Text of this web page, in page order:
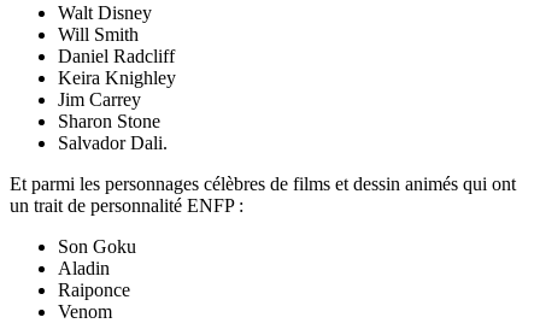
Walt Disney
Will Smith
Daniel Radcliff
Keira Knighley
Jim Carrey
Sharon Stone
Salvador Dali.
Et parmi les personnages célèbres de films et dessin animés qui ont
un trait de personnalité ENFP :
Son Goku
Aladin
Raiponce
Venom